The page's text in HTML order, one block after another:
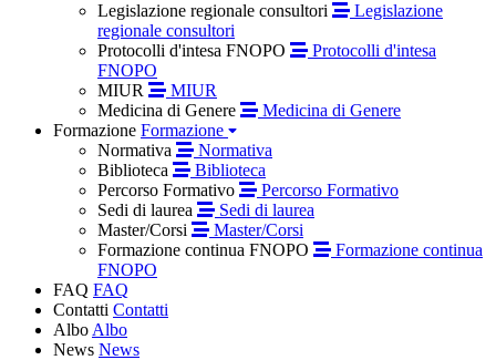
Legislazione regionale consultori
Legislazione
regionale consultori
Protocolli d'intesa FNOPO
Protocolli d'intesa
FNOPO
MIUR
MIUR
Medicina di Genere
Medicina di Genere
Formazione Formazione
Normativa
Normativa
Biblioteca
Biblioteca
Percorso Formativo
Percorso Formativo
Sedi di laurea
Sedi di laurea
Master/Corsi
Master/Corsi
Formazione continua FNOPO
Formazione continua
FNOPO
FAQ FAQ
Contatti Contatti
Albo Albo
News News